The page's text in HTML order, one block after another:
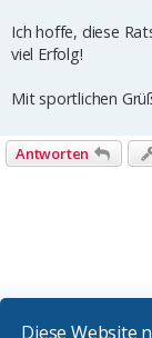
Diese Website
Ich hoffe, diese
viel Erfolg!
Mit sportlichen
Antworten